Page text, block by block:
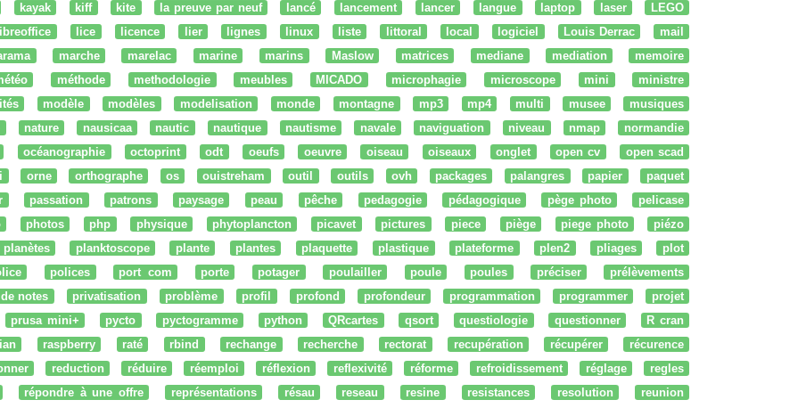
kayak kiff kite la preuve par neuf lancé lancement lancer langue laptop laser
LEGO
libreoffice lice licence lier lignes linux liste littoral local logiciel Louis Derrac
mail
marche marelac marine marins Maslow matrices mediane mediation
memoire
méthode methodologie meubles MICADO microphagie microscope mini
ministre
modèle modèles modelisation monde montagne mp3 mp4 multi musee
musiques
nature nausicaa nautic nautique nautisme navale naviguation niveau nmap
normandie
océanographie octoprint odt oeufs oeuvre oiseau oiseaux onglet open cv
open scad
orne orthographe os ouistreham outil outils ovh packages palangres papier
paquet
passation patrons paysage peau pêche pedagogie pédagogique pège photo
pelicase
photos php physique phytoplancton picavet pictures piece piège piege photo
piézo
planètes planktoscope plante plantes plaquette plastique plateforme plen2 pliages
plot
polices port com porte potager poulailler poule poules préciser
prélèvements
notes privatisation problème profil profond profondeur programmation programmer
projet
prusa mini+ pycto pyctogramme python QRcartes qsort questiologie questionner
R cran
raspberry raté rbind rechange recherche rectorat recupération récupérer
récurence
reduction réduire réemploi réflexion reflexivité réforme refroidissement réglage
regles
répondre à une offre représentations résau reseau resine resistances resolution
reunion